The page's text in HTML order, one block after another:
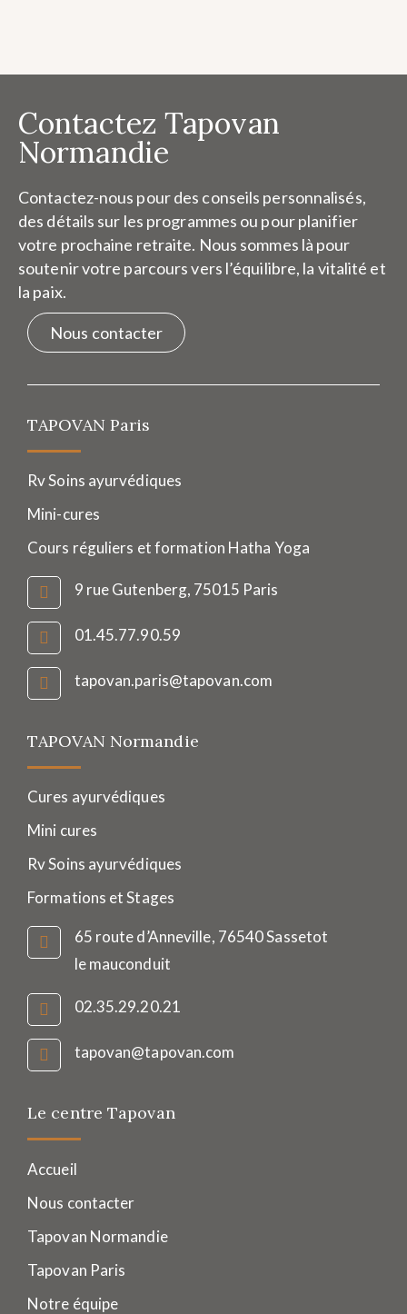
Contactez Tapovan
Normandie
Contactez-nous pour des conseils personnalisés,
des détails sur les programmes ou pour planifier
votre prochaine retraite. Nous sommes là pour
soutenir votre parcours vers l’équilibre, la vitalité et
la paix.
Nous contacter
TAPOVAN Paris
Rv Soins ayurvédiques
Mini-cures
Cours réguliers et formation Hatha Yoga
9 rue Gutenberg, 75015 Paris
01.45.77.90.59
tapovan.paris@tapovan.com
TAPOVAN Normandie
Cures ayurvédiques
Mini cures
Rv Soins ayurvédiques
Formations et Stages
65 route d’Anneville, 76540 Sassetot
le mauconduit
02.35.29.20.21
tapovan@tapovan.com
Le centre Tapovan
Accueil
Nous contacter
Tapovan Normandie
Tapovan Paris
Notre équipe